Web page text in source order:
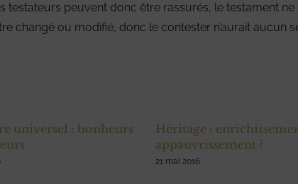
testateurs peuvent donc être rassurés, le testament ne
changé ou modifié, donc le contester n’aurait aucun
universel : bonheurs
Héritage :
appauvrissement ?
21 mai 2016